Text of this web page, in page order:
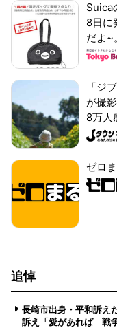
Suica
8日に
だよ~。
「ジ
が撮
8万人
ゼロ
追悼
長崎市出身・平和訴え
訴え「愛があれば 戦